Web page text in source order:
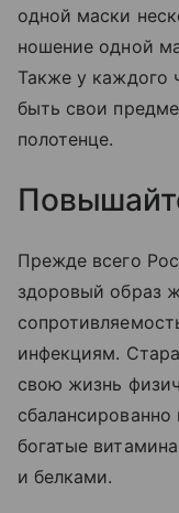
одной маски
ношение одной
Также у каждого
быть свои
полотенце.
Прежде всего
здоровый образ
инфекциям.
свою жизнь
сбалансированно
богатые
и белками.